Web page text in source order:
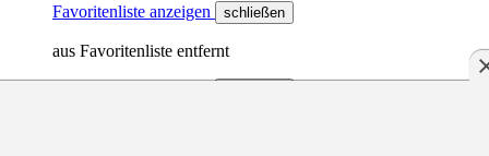
Favoritenliste anzeigen schließen
aus Favoritenliste entfernt